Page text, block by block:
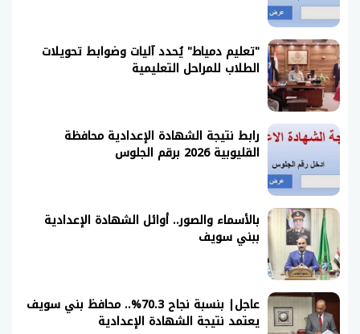
"تعليم دمياط" يُحدد آليات وضوابط تحويلات
الطلاب للمراحل التعليمية
رابط نتيجة الشهادة الإعدادية محافظة
القليوبية 2026 برقم الجلوس
بالأسماء والصور.. أوائل الشهادة الإعدادية
ببني سويف
عاجل| بنسبة نجاح 70.3%.. محافظ بني سويف
يعتمد نتيجة الشهادة الإعدادية